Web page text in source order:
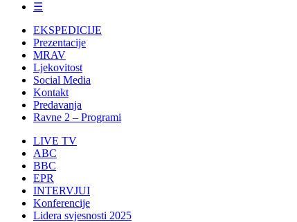
☰
EKSPEDICIJE
Prezentacije
MRAV
Ljekovitost
Social Media
Kontakt
Predavanja
Ravne 2 – Programi
LIVE TV
ABC
BBC
EPR
INTERVJUI
Konferencije
Lidera svjesnosti 2025